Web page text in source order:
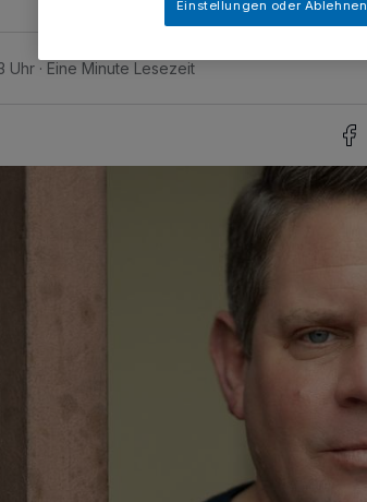
Uhr Eine Minute Lesezeit
Einstellungen oder Ablehnen